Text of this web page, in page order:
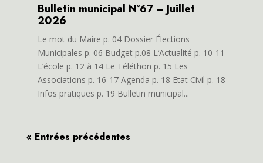
Bulletin municipal N°67 – Juillet
2026
Le mot du Maire p. 04 Dossier Élections
Municipales p. 06 Budget p.08 L’Actualité p. 10-11
L’école p. 12 à 14 Le Téléthon p. 15 Les
Associations p. 16-17 Agenda p. 18 Etat Civil p. 18
Infos pratiques p. 19 Bulletin municipal...
« Entrées précédentes